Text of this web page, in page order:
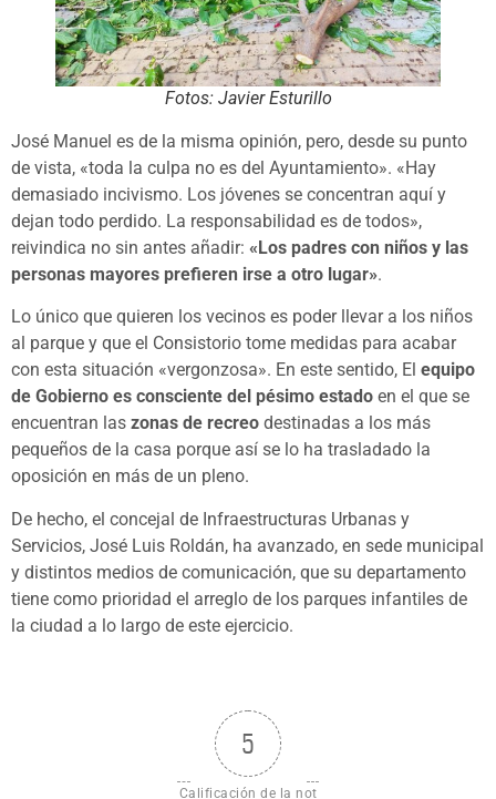
Fotos: Javier Esturillo
José Manuel es de la misma opinión, pero, desde su punto
de vista, «toda la culpa no es del Ayuntamiento». «Hay
demasiado incivismo. Los jóvenes se concentran aquí y
dejan todo perdido. La responsabilidad es de todos»,
reivindica no sin antes añadir: «Los padres con niños y las
personas mayores prefieren irse a otro lugar».
Lo único que quieren los vecinos es poder llevar a los niños
al parque y que el Consistorio tome medidas para acabar
con esta situación «vergonzosa». En este sentido, El equipo
de Gobierno es consciente del pésimo estado en el que se
encuentran las zonas de recreo destinadas a los más
pequeños de la casa porque así se lo ha trasladado la
oposición en más de un pleno.
De hecho, el concejal de Infraestructuras Urbanas y
Servicios, José Luis Roldán, ha avanzado, en sede municipal
y distintos medios de comunicación, que su departamento
tiene como prioridad el arreglo de los parques infantiles de
la ciudad a lo largo de este ejercicio.
5
Calificación de la not